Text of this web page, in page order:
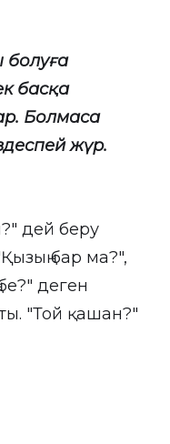
болуға
басқа
Болмаса
жүр.
дей беру
бар ма?",
деген
"Той қашан?"